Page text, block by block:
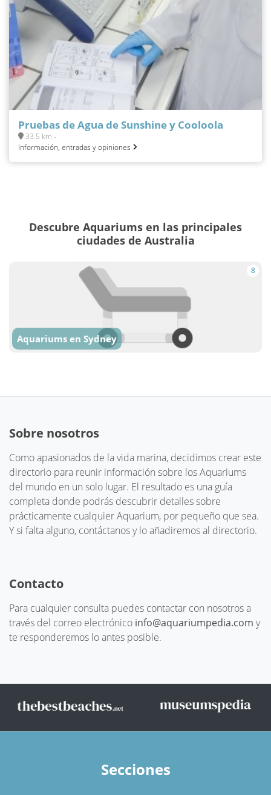
Pruebas de Agua de Sunshine y Cooloola
33.5 km -
Información, entradas y opiniones
Descubre Aquariums en las principales
ciudades de Australia
8
Aquariums en Sydney
Sobre nosotros
Como apasionados de la vida marina, decidimos crear este
directorio para reunir información sobre los Aquariums
del mundo en un solo lugar. El resultado es una guía
completa donde podrás descubrir detalles sobre
prácticamente cualquier Aquarium, por pequeño que sea.
Y si falta alguno, contáctanos y lo añadiremos al directorio.
Contacto
Para cualquier consulta puedes contactar con nosotros a
través del correo electrónico info@aquariumpedia.com y
te responderemos lo antes posible.
Secciones